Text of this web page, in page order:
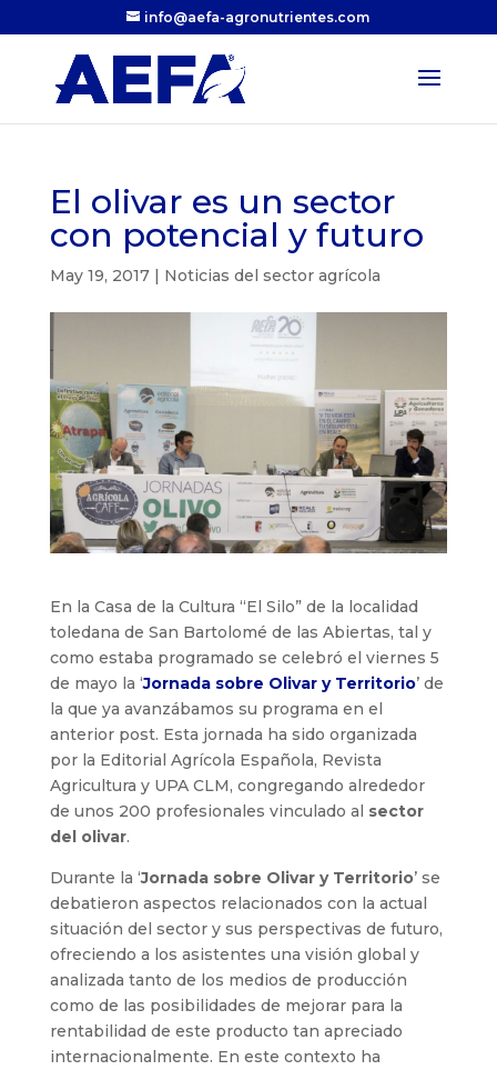
info@aefa-agronutrientes.com
El olivar es un sector
con potencial y futuro
May 19, 2017| Noticias del sector agrícola
En la Casa de la Cultura “El Silo” de la localidad
toledana de San Bartolomé de las Abiertas, tal y
como estaba programado se celebró el viernes 5
de mayo la ‘Jornada sobre Olivar y Territorio’ de
la que ya avanzábamos su programa en el
anterior post. Esta jornada ha sido organizada
por la Editorial Agrícola Española, Revista
Agricultura y UPA CLM, congregando alrededor
de unos 200 profesionales vinculado al sector
del olivar.
Durante la ‘Jornada sobre Olivar y Territorio’ se
debatieron aspectos relacionados con la actual
situación del sector y sus perspectivas de futuro,
ofreciendo a los asistentes una visión global y
analizada tanto de los medios de producción
como de las posibilidades de mejorar para la
rentabilidad de este producto tan apreciado
internacionalmente. En este contexto ha